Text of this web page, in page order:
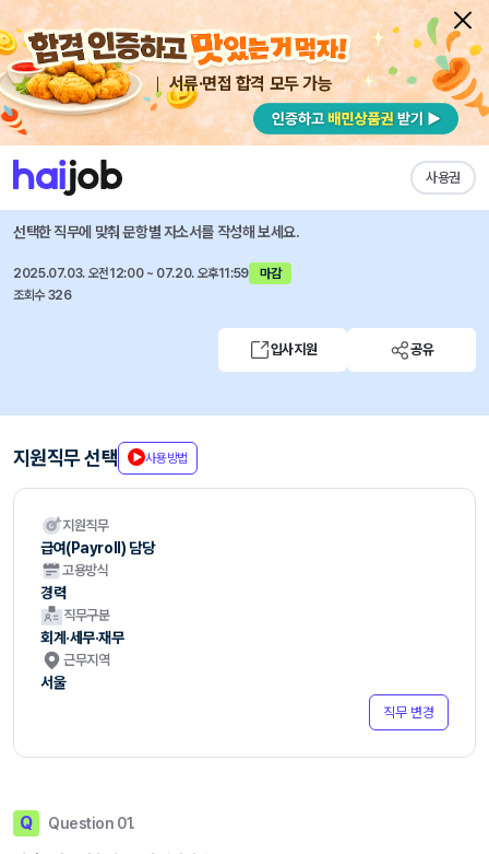
서류·면접 합격 모두 가능
사용권
채용공고 자소서 자유항목 자소서 내 작성목록
AXA손해보험 즐겨찾기
People Experience팀 급여 (Payroll) 담당자 채용
선택한 직무에 맞춰 문항별 자소서를 작성해 보세요.
2025.07.03. 오전12:00 ~ 07.20. 오후11:59
마감
조회수 326
입사지원 공유
지원직무 선택 사용방법
지원직무
급여(Payroll) 담당
고용방식
경력
직무구분
회계·세무·재무
근무지역
서울
직무 변경
Q Question 01.